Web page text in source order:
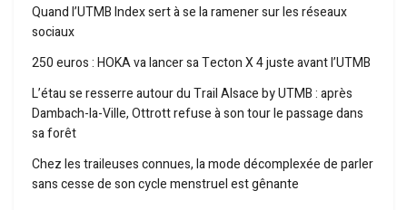
Quand l’UTMB Index sert à se la ramener sur les réseaux
sociaux
250 euros : HOKA va lancer sa Tecton X 4 juste avant l’UTMB
L’étau se resserre autour du Trail Alsace by UTMB : après
Dambach-la-Ville, Ottrott refuse à son tour le passage dans
sa forêt
Chez les traileuses connues, la mode décomplexée de parler
sans cesse de son cycle menstruel est gênante